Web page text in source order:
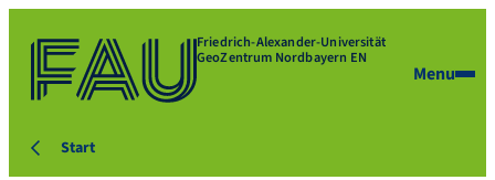
Friedrich-Alexander-Universität
GeoZentrum Nordbayern EN
Menu
Start